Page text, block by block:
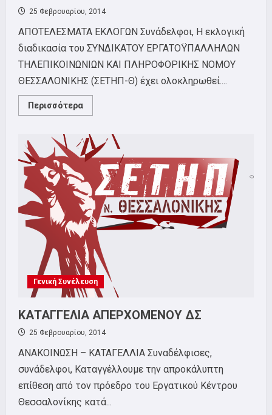
25 Φεβρουαρίου, 2014
ΑΠΟΤΕΛΕΣΜΑΤΑ ΕΚΛΟΓΩΝ Συνάδελφοι, Η εκλογική
διαδικασία του ΣΥΝΔΙΚΑΤΟΥ ΕΡΓΑΤΟΫΠΑΛΛΗΛΩΝ
ΤΗΛΕΠΙΚΟΙΝΩΝΙΩΝ ΚΑΙ ΠΛΗΡΟΦΟΡΙΚΗΣ ΝΟΜΟΥ
ΘΕΣΣΑΛΟΝΙΚΗΣ (ΣΕΤΗΠ-Θ) έχει ολοκληρωθεί....
Περισσότερα
more
ΕΚΛΟΓΩΝ
2014
Γενική Συνέλευση
ΚΑΤΑΓΓΕΛΙΑ ΑΠΕΡΧΟΜΕΝΟΥ ΔΣ
25 Φεβρουαρίου, 2014
ΑΝΑΚΟΙΝΩΣΗ – ΚΑΤΑΓΕΛΛΙΑ Συναδέλφισες,
συνάδελφοι, Καταγγέλλουμε την απροκάλυπτη
επίθεση από τον πρόεδρο του Εργατικού Κέντρου
Θεσσαλονίκης κατά...